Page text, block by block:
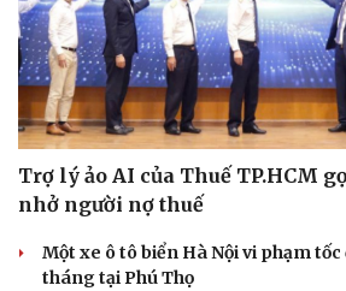
Trợ lý ảo AI của Thuế TP.HCM
nhở người nợ thuế
Một xe ô tô biển Hà Nội vi phạm
tháng tại Phú Thọ